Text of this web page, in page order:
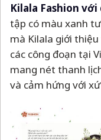
Kilala Fashion
tập có màu xanh
mà Kilala giới
các công đoạn tại
mang nét thanh
và cảm hứng với